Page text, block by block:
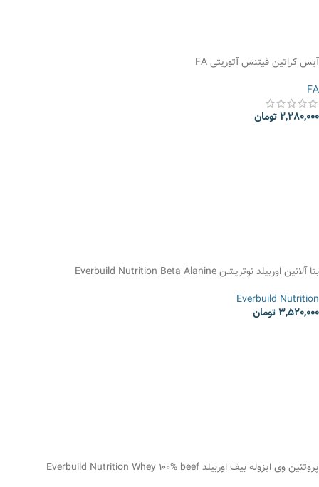
آیس کراتین فیتنس آتوریتی FA
FA
2,280,000تومان
بتا آلانین اوربیلد نوتریشن Everbuild Nutrition Beta Alanine
Everbuild Nutrition
3,520,000تومان
پروتئین وی ایزوله بیف اوربیلد Everbuild Nutrition Whey 100% beef